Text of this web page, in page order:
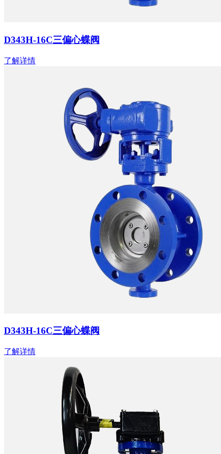
D343H-16C三偏心蝶阀
了解详情
D343H-16C三偏心蝶阀
了解详情